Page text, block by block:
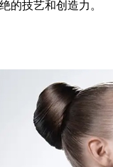
的技艺和创造力。